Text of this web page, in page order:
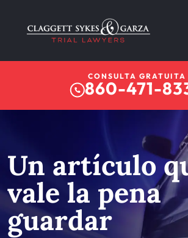
CONSULTA GRATUITA
860-471-
Un artículo
vale la pena
guardar